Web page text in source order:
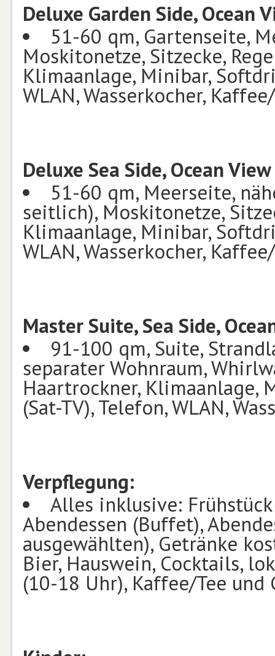
Deluxe Garden Side, Ocean
51-60 qm, Gartenseite,
Moskitonetze, Sitzecke,
Klimaanlage, Minibar,
WLAN, Wasserkocher,
Deluxe Sea Side, Ocean
51-60 qm, Meerseite,
seitlich), Moskitonetze,
Klimaanlage, Minibar,
WLAN, Wasserkocher,
Master Suite, Sea Side,
91-100 qm, Suite,
separater Wohnraum,
Haartrockner, Klimaanlage,
(Sat-TV), Telefon, WLAN,
Verpflegung:
Alles inklusive:
Abendessen (Buffet),
ausgewählten), Getränke
Bier, Hauswein, Cocktails,
(10-18 Uhr), Kaffee/Tee und